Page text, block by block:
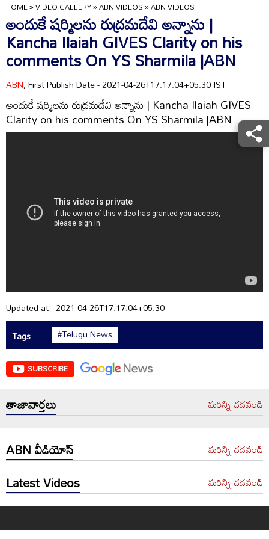
HOME»VIDEO GALLERY»ABN VIDEOS»ABN VIDEOS
అందుకే షర్మిలను రుద్రమదేవి అన్నాను |
Kancha Ilaiah GIVES Clarity on his
comments On YS Sharmila |ABN
ABN, First Publish Date - 2021-04-26T17:17:04+05:30 IST
అందుకే షర్మిలను రుద్రమదేవి అన్నాను | Kancha Ilaiah GIVES
Clarity on his comments On YS Sharmila |ABN
Updated at - 2021-04-26T17:17:04+05:30
Tags
#Telugu News
SUBSCRIBE
తాజావార్తలు మరిన్ని చదవండి
ABN వీడియోస్ మరిన్ని చదవండి
Latest Videos మరిన్ని చదవండి